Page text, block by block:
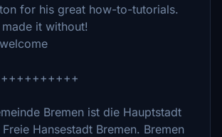
for his great how-to-tutorials.
it without!
Bremen ist die Hauptstadt
Hansestadt Bremen. Bremen